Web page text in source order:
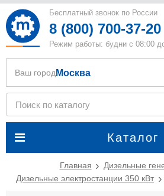
Бесплатный звонок по России
8 (800) 700-37-20
Режим работы: будни с 08:00
Каталог
Ваш город Москва
Главная
Дизельные
Дизельные электростанции 350 кВт